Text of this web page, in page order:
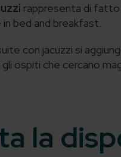
rappresenta di fatto
bed and breakfast.
con jacuzzi si
ospiti che cercano
la